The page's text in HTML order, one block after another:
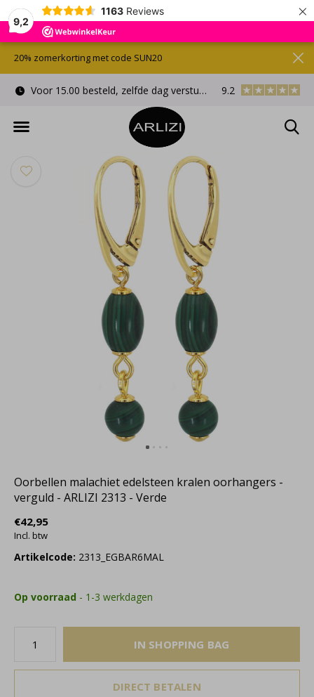
9,2
1163 Reviews ×
Voor 15.00 besteld, zelfde dag verstuurd Gratis
9.2
20% zomerkorting met code SUN20
Oorbellen malachiet edelsteen kralen oorhangers -
verguld - ARLIZI 2313 - Verde
€42,95
Incl. btw
Artikelcode: 2313_EGBAR6MAL
Op voorraad - 1-3 werkdagen
IN SHOPPING BAG
DIRECT BETALEN